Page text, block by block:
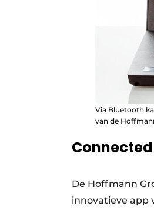
Via Bluetooth
van de
De Hoffmann
innovatieve app